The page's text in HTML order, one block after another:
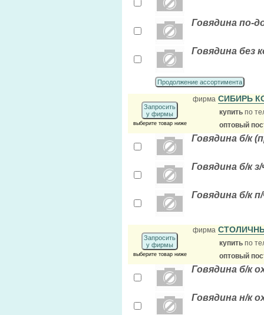
Говядина по-
Говядина без
Продолжение ассортимента
Запросить
у фирмы
выберите товар ниже
фирма СИБИРЬ
купить по
оптовый
Говядина б/к
Говядина б/к з/
Говядина б/к
Запросить
у фирмы
выберите товар ниже
фирма
купить по
оптовый
Говядина б/к
Говядина н/к